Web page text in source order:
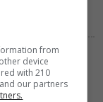
ΔΙΑΦΟΡΑ
06 Αυγούστου 2026
21:25
Μη χάσετε
from
device
with 210
our partners